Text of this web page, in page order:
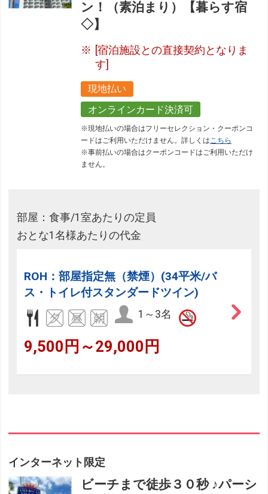
ン！（素泊まり）【暮らす宿
◇】
[宿泊施設との直接契約となりま
す]
現地払い
オンラインカード決済可
※現地払いの場合はフリーセレクション・クーポンコ
ードはご利用いただけません。詳しくはこちら
※事前払いの場合はクーポンコードはご利用いただけ
ません。
部屋：食事/1室あたりの定員
おとな1名様あたりの代金
ROH：部屋指定無（禁煙）(34平米/バ
ス・トイレ付スタンダードツイン)
1～3名
9,500円～29,000円
インターネット限定
ビーチまで徒歩３０秒 ♪パーシ